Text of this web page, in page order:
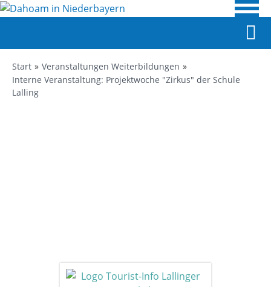
Start
Veranstaltungen Weiterbildungen
Interne Veranstaltung: Projektwoche "Zirkus" der Schule
Lalling